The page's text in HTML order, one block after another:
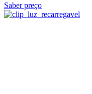
Saber preço